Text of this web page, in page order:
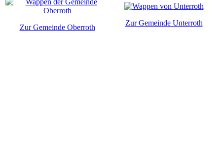
Zur Gemeinde Oberroth
Zur Gemeinde Unterroth